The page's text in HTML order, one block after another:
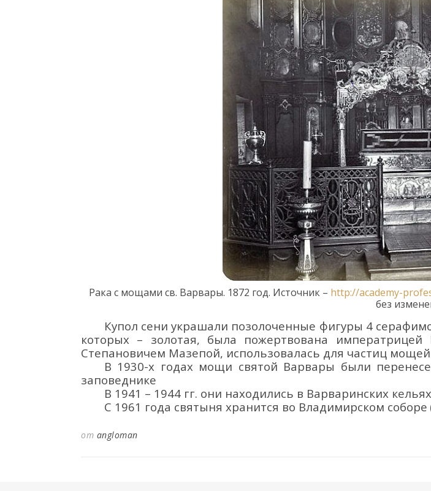
Рака с мощами св. Варвары. 1872 год. Источник – http://academy-
без
Купол сени украшали позолоченные фигуры 4
которых – золотая, была пожертвована императрицей
Степановичем Мазепой, использовалась для частиц
В 1930-х годах мощи святой Варвары были
заповеднике
В 1941 – 1944 гг. они находились в Варваринских
С 1961 года святыня хранится во Владимирском соборе
от angloman